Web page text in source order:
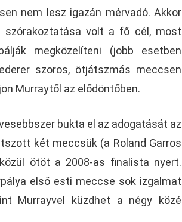
nem lesz igazán mérvadó. Akkor
szórakoztatása volt a fő cél, most
megközelíteni (jobb esetben
szoros, ötjátszmás meccsen
Murraytől az elődöntőben.
bukta el az adogatását az
két meccsük (a Roland Garros
ötöt a 2008-as finalista nyert.
első esti meccse sok izgalmat
Murrayvel küzdhet a négy közé